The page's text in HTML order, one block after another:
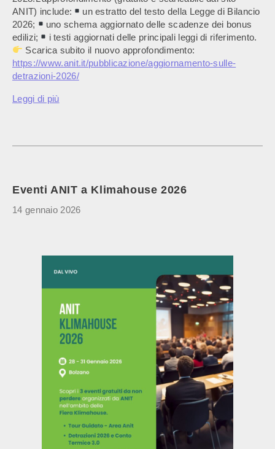
ANIT) include:
un estratto del testo della Legge di Bilancio
2026;
uno schema aggiornato delle scadenze dei bonus
edilizi;
i testi aggiornati delle principali leggi di riferimento.
Scarica subito il nuovo approfondimento:
https://www.anit.it/pubblicazione/aggiornamento-sulle-
detrazioni-2026/
Leggi di più
Eventi ANIT a Klimahouse 2026
14 gennaio 2026